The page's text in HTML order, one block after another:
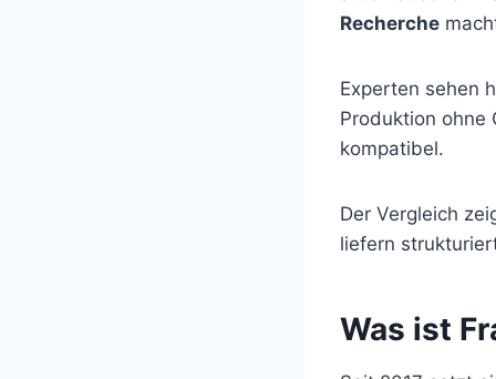
Recherche
Experten sehen
Produktion ohne
kompatibel.
Der Vergleich
liefern
Was ist